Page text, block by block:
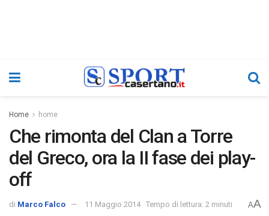
Home home
Che rimonta del Clan a Torre
del Greco, ora la II fase dei play-
off
di Marco Falco 11 Maggio 2014 Tempo di lettura: 2 minuti AA